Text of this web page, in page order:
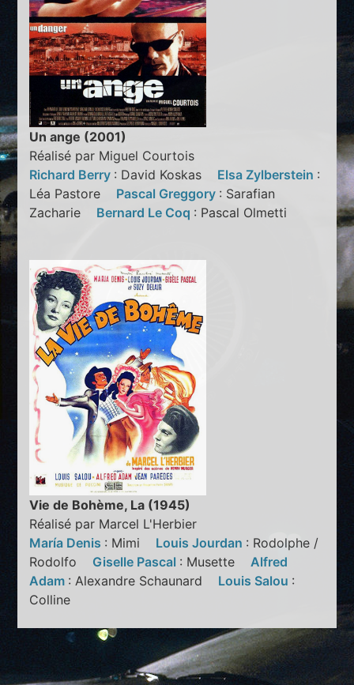
Un ange (2001)
Réalisé par Miguel Courtois
Richard Berry : David Koskas Elsa Zylberstein :
Léa Pastore Pascal Greggory : Sarafian
Zacharie Bernard Le Coq : Pascal Olmetti
Vie de Bohème, La (1945)
Réalisé par Marcel L'Herbier
María Denis : Mimi Louis Jourdan : Rodolphe /
Rodolfo Giselle Pascal : MusetteAlfred
Adam : Alexandre Schaunard Louis Salou :
Colline